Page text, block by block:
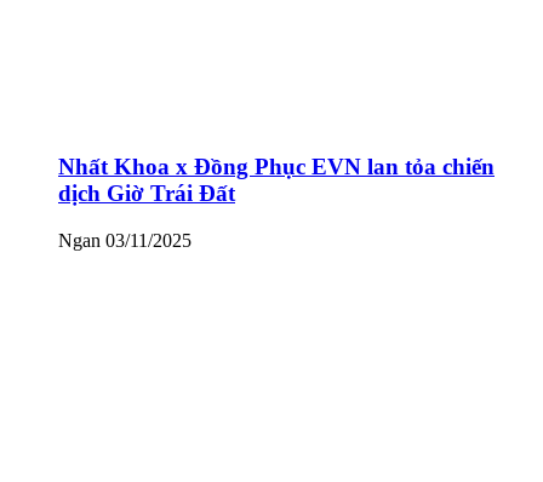
Nhất Khoa x Đồng Phục EVN lan tỏa chiến
dịch Giờ Trái Đất
Ngan 03/11/2025